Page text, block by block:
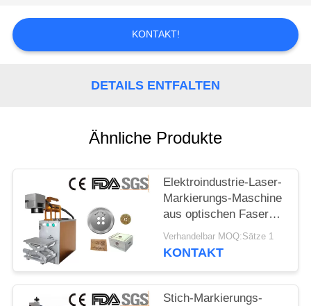
SIE
EIN
POLICY
KONTAKT!
DETAILS ENTFALTEN
Ähnliche Produkte
Elektroindustrie-Laser-
Markierungs-Maschine
aus optischen Fasern
mit 70*70mm Größe
Verhandelbar MOQ:Sätze 1
KONTAKT
Stich-Markierungs-